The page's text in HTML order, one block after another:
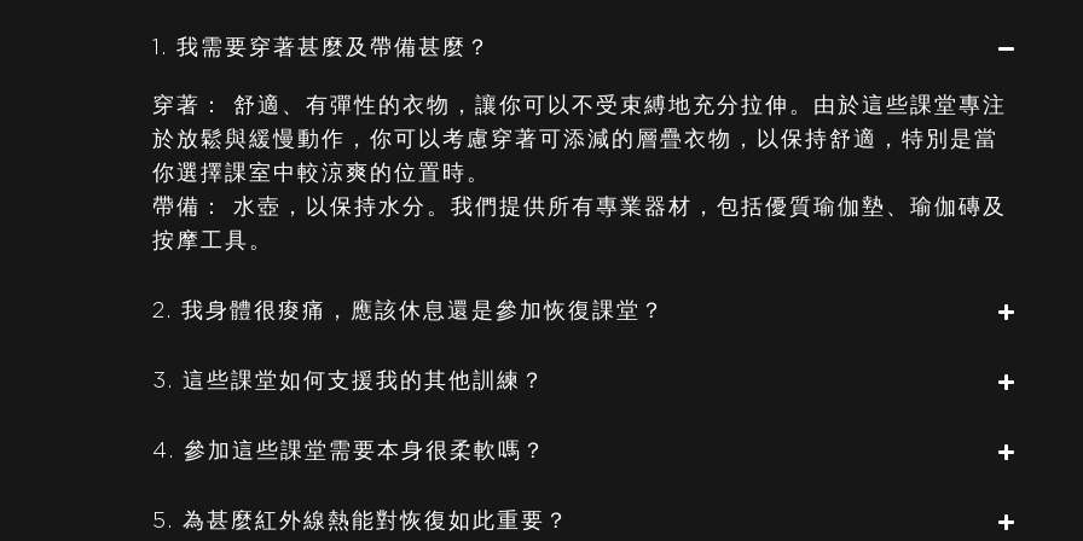
1. 我需要穿著甚麼及帶備甚麼？
穿著： 舒適、有彈性的衣物，讓你可以不受束縛地充分拉伸。由於這些課堂專注
於放鬆與緩慢動作，你可以考慮穿著可添減的層疊衣物，以保持舒適，特別是當
你選擇課室中較涼爽的位置時。
帶備： 水壺，以保持水分。我們提供所有專業器材，包括優質瑜伽墊、瑜伽磚及
按摩工具。
2. 我身體很痠痛，應該休息還是參加恢復課堂？
3. 這些課堂如何支援我的其他訓練？
4. 參加這些課堂需要本身很柔軟嗎？
5. 為甚麼紅外線熱能對恢復如此重要？